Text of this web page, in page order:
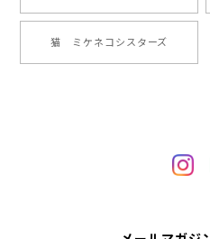
2024/05/04
2024/05/04
猫 ミケネコシスターズ